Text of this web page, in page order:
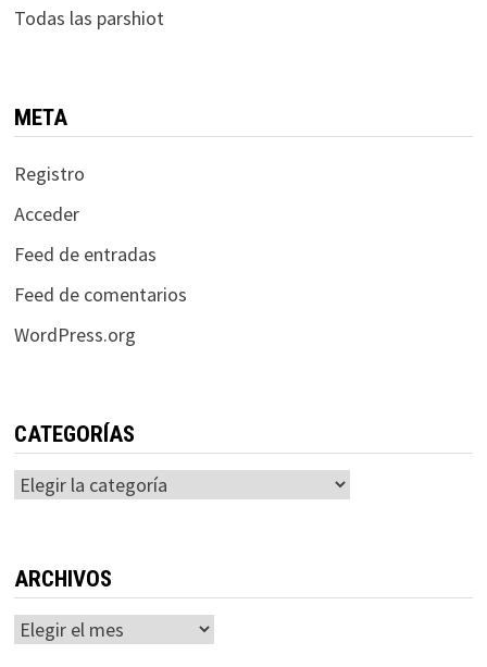
Todas las parshiot
META
Registro
Acceder
Feed de entradas
Feed de comentarios
WordPress.org
CATEGORÍAS
Categorías
ARCHIVOS
Archivos